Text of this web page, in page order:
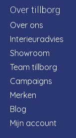
Over tillborg
Over ons
Interieuradvies
Showroom
Team tillborg
Campaigns
Merken
Blog
Mijn account